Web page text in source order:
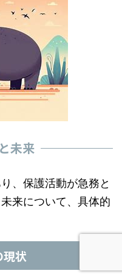
未来
、保護活動が急務と
来について、具体的
状